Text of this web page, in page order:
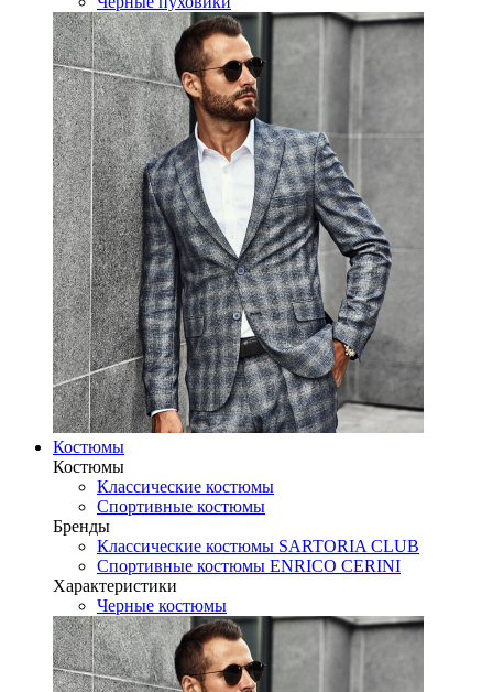
Костюмы
Костюмы
Классические костюмы
Спортивные костюмы
Бренды
Классические костюмы SARTORIA CLUB
Спортивные костюмы ENRICO CERINI
Характеристики
Черные костюмы